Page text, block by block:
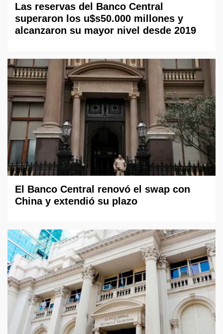
Las reservas del Banco Central
superaron los u$s50.000 millones y
alcanzaron su mayor nivel desde 2019
El Banco Central renovó el swap con
China y extendió su plazo